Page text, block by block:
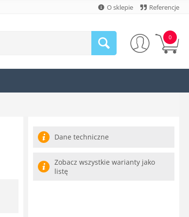
O sklepie Referencje
0
Dane techniczne
Zobacz wszystkie warianty jako
listę